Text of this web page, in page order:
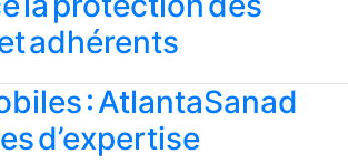
adhérents
: AtlantaSanad
d’expertise